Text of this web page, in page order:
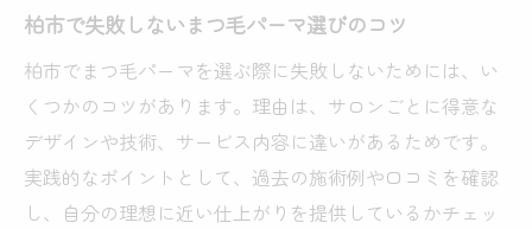
柏市で失敗しないまつ毛パーマ選びのコツ
柏市でまつ毛パーマを選ぶ際に失敗しないためには、い
くつかのコツがあります。理由は、サロンごとに得意な
デザインや技術、サービス内容に違いがあるためです。
実践的なポイントとして、過去の施術例や口コミを確認
し、自分の理想に近い仕上がりを提供しているかチェッ